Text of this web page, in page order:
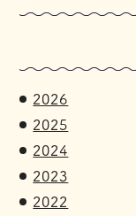
2026
2025
2024
2023
2022